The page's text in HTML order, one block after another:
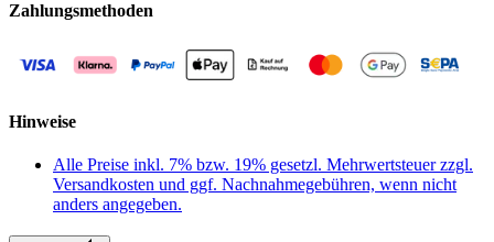
Zahlungsmethoden
Hinweise
Alle Preise inkl. 7% bzw. 19% gesetzl. Mehrwertsteuer zzgl.
Versandkosten und ggf. Nachnahmegebühren, wenn nicht
anders angegeben.